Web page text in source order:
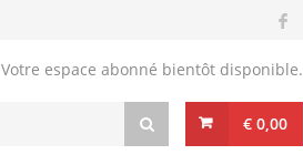
Votre espace abonné bientôt disponible.
€ 0,00